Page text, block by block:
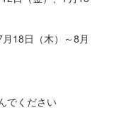
18日（木）～8月
でください